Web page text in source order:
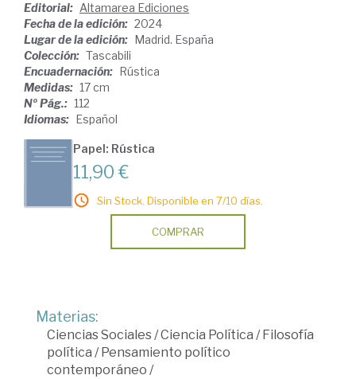
Editorial: Altamarea Ediciones
Fecha de la edición: 2024
Lugar de la edición: Madrid. España
Colección: Tascabili
Encuadernación: Rústica
Medidas: 17 cm
Nº Pág.: 112
Idiomas: Español
Papel: Rústica
11,90 €
Sin Stock. Disponible en 7/10 días.
COMPRAR
Materias:
Ciencias Sociales/Ciencia Política /Filosofía
política /Pensamiento político
contemporáneo /